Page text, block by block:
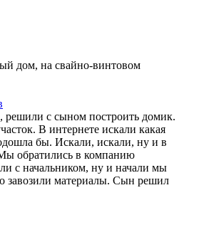
дом, на свайно-винтовом
решили с сыном построить домик.
В интернете искали какая
бы. Искали, искали, ну и в
обратились в компанию
с начальником, ну и начали мы
завозили материалы. Сын решил